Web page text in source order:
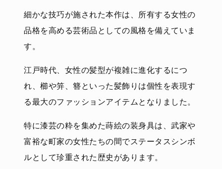
細かな技巧が施された本作は、所有する女性の
品格を高める芸術品としての風格を備えていま
す。
江戸時代、女性の髪型が複雑に進化するにつ
れ、櫛や笄、簪といった髪飾りは個性を表現す
る最大のファッションアイテムとなりました。
特に漆芸の粋を集めた蒔絵の装身具は、武家や
富裕な町家の女性たちの間でステータスシンボ
ルとして珍重された歴史があります。